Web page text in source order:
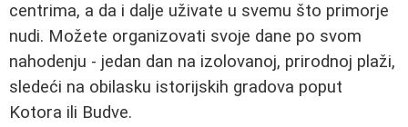
centrima, a da i dalje uživate u svemu što primorje
nudi. Možete organizovati svoje dane po svom
nahodenju - jedan dan na izolovanoj, prirodnoj plaži,
sledeći na obilasku istorijskih gradova poput
Kotora ili Budve.